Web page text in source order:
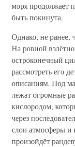
моря продолжает
быть покинута.
Однако, не ранее,
На ровной
остроконечный
рассмотреть его
описаниям. Под
лежат огромные
кислородом,
через
слои атмосферы и
произойдёт